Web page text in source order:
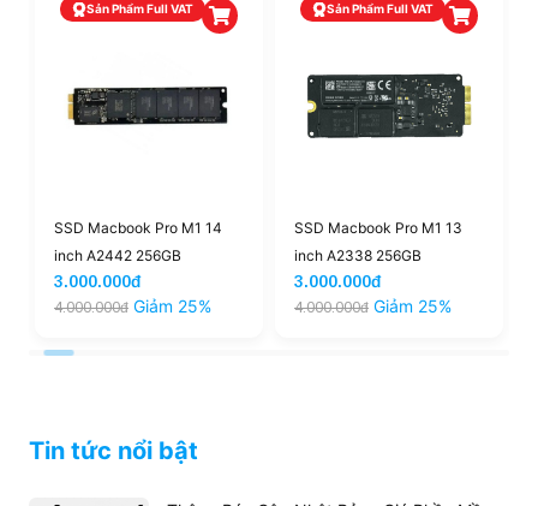
Sản Phẩm Full VAT
SSD Macbook Pro M1 14
inch A2442 256GB
3.000.000đ
4.000.000đ Giảm 25%
Sản Phẩm Full VAT
SSD Macbook Pro M1 13
inch A2338 256GB
3.000.000đ
4.000.000đ Giảm 25%
Tin tức nổi bật